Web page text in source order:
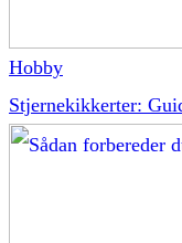
Hobby
Stjernekikkerter: